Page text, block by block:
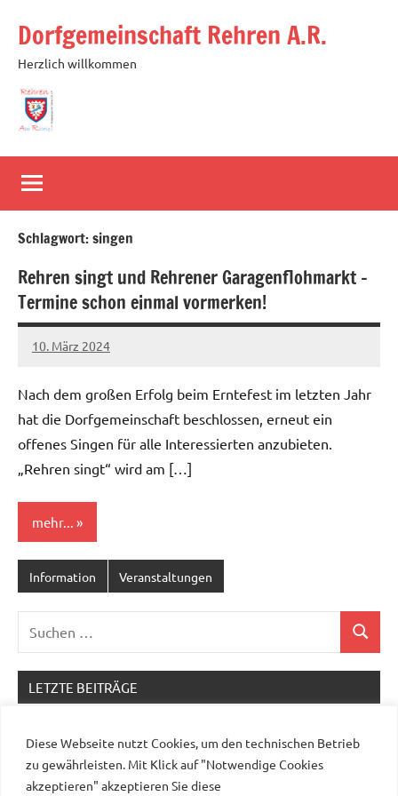
Diese Webseite nutzt Cookies, um den technischen Betrieb
zu gewährleisten. Mit Klick auf "Notwendige Cookies
akzeptieren" akzeptieren Sie diese
Inhalt
springen
Dorfgemeinschaft Rehren A.R.
Herzlich willkommen
Schlagwort:singen
Rehren singt und Rehrener Garagenflohmarkt –
Termine schon einmal vormerken!
10. März 2024
Michael
Nach dem großen Erfolg beim Erntefest im letzten Jahr
hat die Dorfgemeinschaft beschlossen, erneut ein
offenes Singen für alle Interessierten anzubieten.
„Rehren singt“ wird am […]
mehr...
Information Veranstaltungen
Suchen
LETZTE BEITRÄGE
Verlängerung des Feldrandgehölzes am
Brandkoppelweg